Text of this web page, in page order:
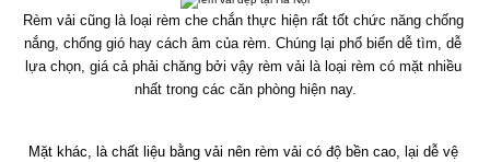
Rèm vải cũng là loại rèm che chắn thực hiện rất tốt chức năng chống
nắng, chống gió hay cách âm của rèm. Chúng lại phổ biến dễ tìm, dễ
lựa chọn, giá cả phải chăng bởi vậy rèm vải là loại rèm có mặt nhiều
nhất trong các căn phòng hiện nay.
Mặt khác, là chất liệu bằng vải nên rèm vải có độ bền cao, lại dễ vệ